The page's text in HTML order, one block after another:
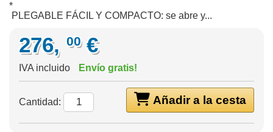
*
PLEGABLE FÁCIL Y COMPACTO: se abre y...
276, 00 €
IVA incluido Envío gratis!
Añadir a la cesta
Cantidad: